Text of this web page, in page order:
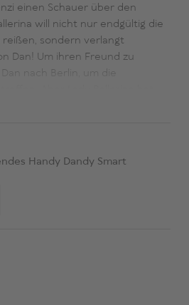
einen Schauer über den
will nicht nur endgültig die
sondern verlangt
Dan! Um ihren Freund zu
nach Berlin, um die
– und auf Franzi und Dan wartet
Handy Dandy Smart